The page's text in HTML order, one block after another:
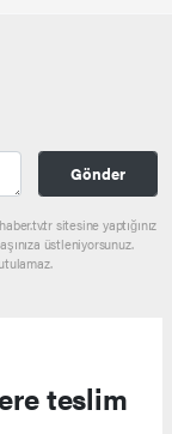
Gönder
sitesine yaptığınız
üstleniyorsunuz.
teslim